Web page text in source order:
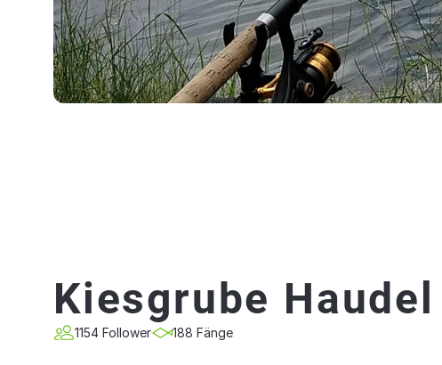
Kiesgrube
1154 Follower 188 Fänge